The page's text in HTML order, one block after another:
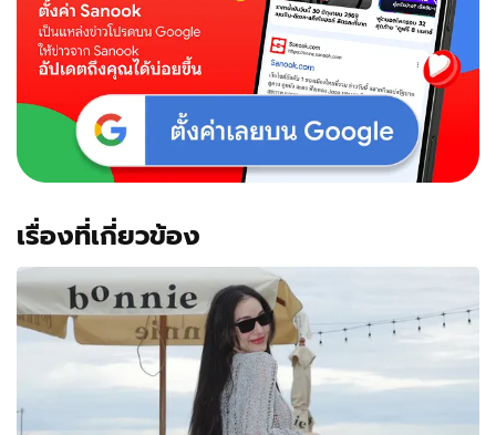
รักๆ
หนุ่ม
ดีกรี
หมอ
เรื่องที่เกี่ยวข้อง